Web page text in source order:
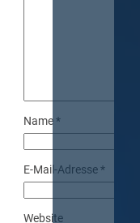
Name*
E-Mail-Adresse*
Website